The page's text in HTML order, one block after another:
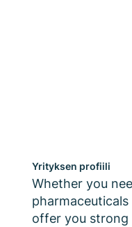
Yrityksen profiili
Whether you
offer you strong